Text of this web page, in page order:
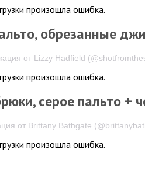
произошла ошибка.
обрезанные
от Lizzy Hadfield
произошла ошибка.
серое пальто +
от Brittany Bathgate
произошла ошибка.